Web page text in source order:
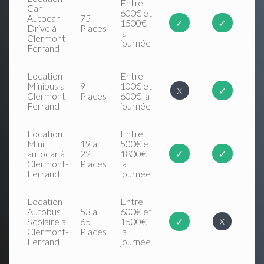
Car
Autocar-
Drive à
Clermont-
Ferrand
75
Places
Entre
600€ et
1500€
la
journée
✓ ✓
Location
Minibus à
Clermont-
Ferrand
9
Places
Entre
100€ et
600€ la
journée
X ✓
Location
Mini
autocar à
Clermont-
Ferrand
19 à
22
Places
Entre
500€ et
1800€
la
journée
✓ ✓
Location
Autobus
Scolaire à
Clermont-
Ferrand
53 à
65
Places
Entre
600€ et
1500€
la
journée
✓ X